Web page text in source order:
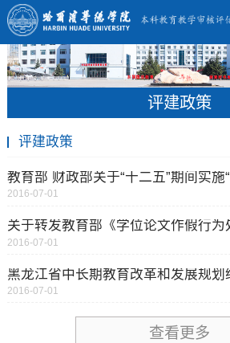
评建政策
评建政策
教育部 财政部关于“十二五”期间实施
2016-07-01
关于转发教育部《学位论文作假行为
2016-07-01
黑龙江省中长期教育改革和发展规
2016-07-01
查看更多